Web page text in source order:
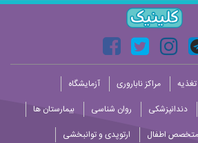
مراکز ناباروری
آزمایشگاه
دندانپزشکی روان شناسی
بیمارستان ها
متخصص اطفال ارتوپدی و توانبخشی